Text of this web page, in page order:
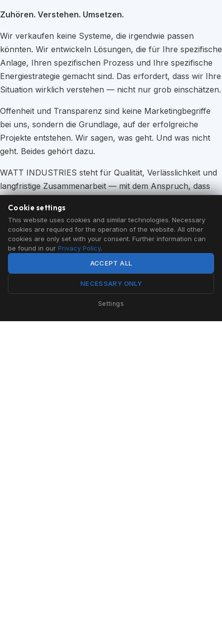
Zuhören. Verstehen. Umsetzen.
Wir verkaufen keine Systeme, die irgendwie passen
könnten. Wir entwickeln Lösungen, die für Ihre spezifische
Anlage, Ihren spezifischen Prozess und Ihre spezifische
Energiestrategie gemacht sind. Das erfordert, dass wir Ihre
Situation wirklich verstehen — nicht nur grob einschätzen.
Offenheit und Transparenz sind keine Marketingbegriffe
bei uns, sondern die Grundlage, auf der erfolgreiche
Projekte entstehen. Wir sagen, was geht. Und was nicht
geht. Beides gehört dazu.
WATT INDUSTRIES steht für Qualität, Verlässlichkeit und
langfristige Zusammenarbeit — mit dem Anspruch, dass
niemand mehr hinschaut.
Cookie settings
This website uses cookies and similar technologies. Necessary
cookies are required for the operation of the website. All other
cookies are only set with your consent. Further information can
be found in our Privacy Policy.
ACCEPT ALL
NECESSARY ONLY
Settings